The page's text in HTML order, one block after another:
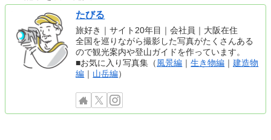
たびる
旅好き｜サイト20年目｜会社員｜大阪在住
全国を巡りながら撮影した写真がたくさんある
ので観光案内や登山ガイドを作っています。
■お気に入り写真集（風景編 ｜生き物編 ｜建造物
編 ｜ 山岳編）